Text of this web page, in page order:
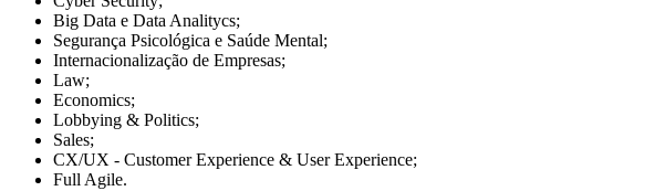
Big Data e Data Analitycs;
Segurança Psicológica e Saúde Mental;
Internacionalização de Empresas;
Law;
Economics;
Lobbying & Politics;
Sales;
CX/UX - Customer Experience & User Experience;
Full Agile.